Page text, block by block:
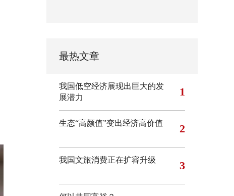
最热文章
我国低空经济展现出巨大的发
展潜力
1
生态“高颜值”变出经济高价值 2
我国文旅消费正在扩容升级 3